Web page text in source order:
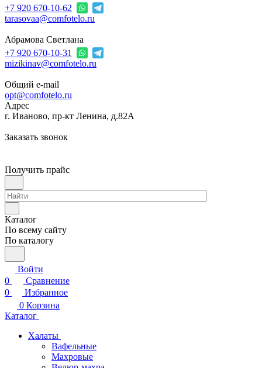
+7 920 670-10-62
tarasovaa@comfotelo.ru
Абрамова Светлана
+7 920 670-10-31
mizikinav@comfotelo.ru
Общий e-mail
opt@comfotelo.ru
Адрес
г. Иваново, пр-кт Ленина, д.82А
Заказать звонок
Получить прайс
Каталог
По всему сайту
По каталогу
Войти
0
Сравнение
0
Избранное
0 Корзина
Каталог
Халаты
Вафельные
Махровые